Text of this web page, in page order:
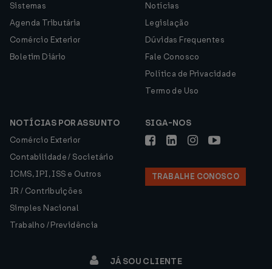
Sistemas
Agenda Tributária
Comércio Exterior
Boletim Diário
Notícias
Legislação
Dúvidas Frequentes
Fale Conosco
Política de Privacidade
Termo de Uso
NOTÍCIAS POR ASSUNTO
Comércio Exterior
Contabilidade / Societário
ICMS, IPI, ISS e Outros
IR / Contribuições
Simples Nacional
Trabalho / Previdência
SIGA-NOS
TRABALHE CONOSCO
JÁ SOU CLIENTE